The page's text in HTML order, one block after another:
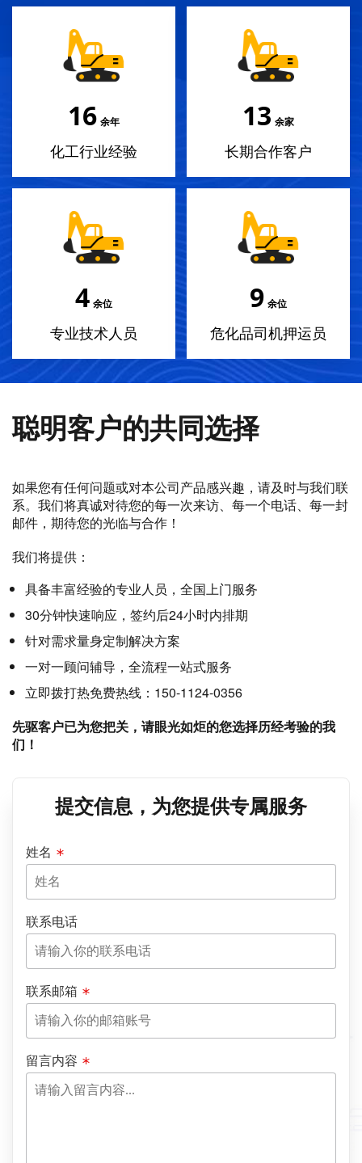
17 余年
化工行业经验
14 余家
长期合作客户
4 余位
专业技术人员
10 余位
危化品司机押运员
聪明客户的共同选择
如果您有任何问题或对本公司产品感兴趣，请及时与我们联
系。我们将真诚对待您的每一次来访、每一个电话、每一封
邮件，期待您的光临与合作！
我们将提供：
具备丰富经验的专业人员，全国上门服务
30分钟快速响应，签约后24小时内排期
针对需求量身定制解决方案
一对一顾问辅导，全流程一站式服务
立即拨打热免费热线：150-1124-0356
先驱客户已为您把关，请眼光如炬的您选择历经考验的我
们！
提交信息，为您提供专属服务
姓名
联系电话
联系邮箱
留言内容